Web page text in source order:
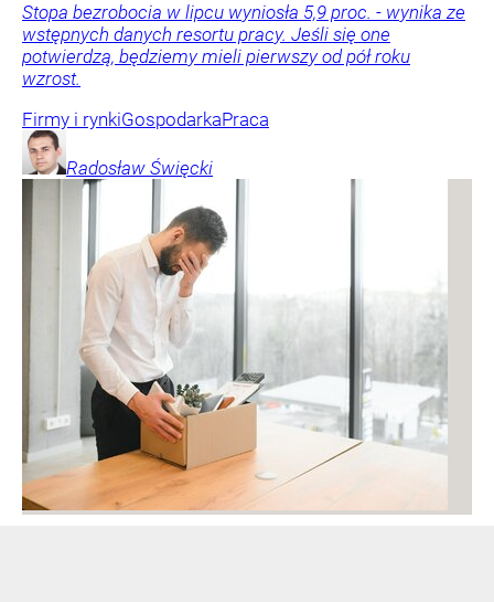
Stopa bezrobocia w lipcu wyniosła 5,9 proc. - wynika ze
wstępnych danych resortu pracy. Jeśli się one
potwierdzą, będziemy mieli pierwszy od pół roku
wzrost.
Firmy i rynkiGospodarkaPraca
Radosław Święcki